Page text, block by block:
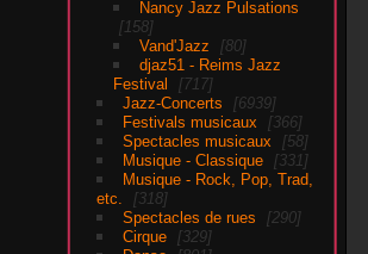
Nancy Jazz Pulsations
158
Vand'Jazz
80
djaz51 - Reims Jazz
Festival
717
Jazz-Concerts
6939
Festivals musicaux
366
Spectacles musicaux
58
Musique - Classique
331
Musique - Rock, Pop, Trad,
etc.
318
Spectacles de rues
290
Cirque
329